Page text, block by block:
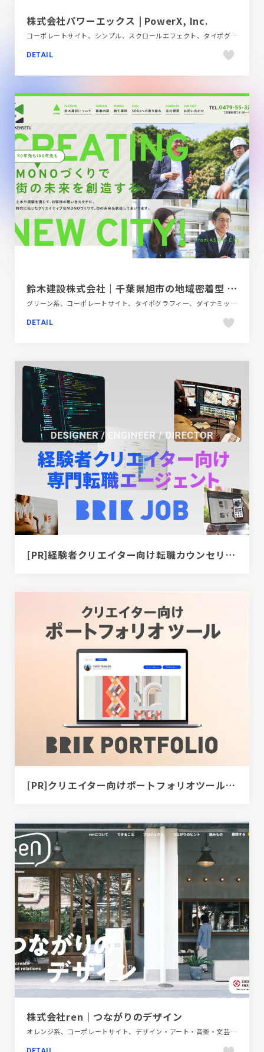
株式会社パワーエックス | PowerX, Inc.
コーポレートサイト、シンプル、スクロールエフェクト、タイポグラフィー、テクノロジー・サイエンス、ブルー系、ホワイト系、モーション多め、多言語対応、大きめ写真
DETAIL
鈴木建設株式会社｜千葉県旭市の地域密着型 総合建設会社
グリーン系、コーポレートサイト、タイポグラフィー、ダイナミック、ブランド・サービスサイト、ポップ、地域・団体・活動、大きめ写真、建設・住宅・不動産、新卒・中途採用サイト
DETAIL
[PR]経験者クリエイター向け転職カウンセリング｜デザイナー / ディレクター / エンジニア
[PR]クリエイター向けポートフォリオツール｜BRIK PORTFOLIO
株式会社ren｜つながりのデザイン
オレンジ系、コーポレートサイト、デザイン・アート・音楽・文芸、フラットデザイン、ホワイト系、ポップ、動画が流れる